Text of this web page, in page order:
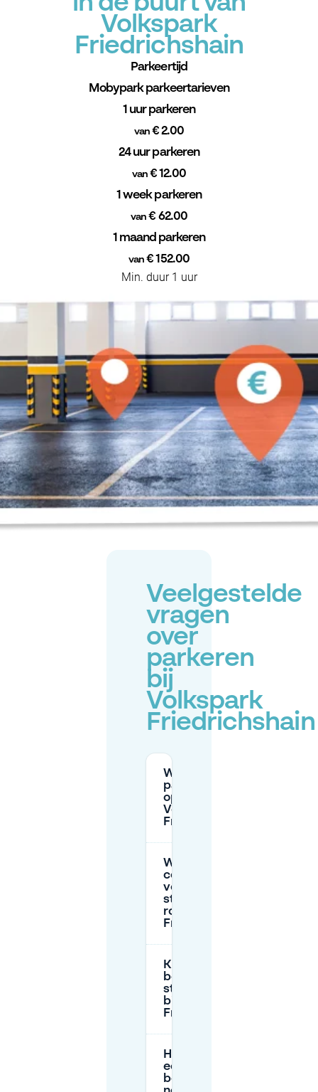
Volkspark
Friedrichshain
Parkeertijd
Mobypark parkeertarieven
1 uur parkeren
van€ 2.00
24 uur parkeren
van€ 12.00
1 week parkeren
van € 62.00
1 maand parkeren
van € 152.00
Min. duur 1 uur
Veelgestelde
vragen
over
parkeren
bij
Volkspark
Friedrichshain
Wat zijn de
parkeerkosten
op straat bij
Volkspark
Friedrichshain?
Wat zijn de
controleertijden
voor
straatparkeren
rond Volkspark
Friedrichshain?
Kan ik digitaal
betalen voor
straatparkeren
bij Volkspark
Friedrichshain?
Hebben bezoekers
een
bewonersvergunning